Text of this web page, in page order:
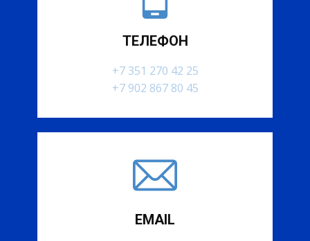
ТЕЛЕФОН
+7 351 270 42 25
+7 902 867 80 45
EMAIL